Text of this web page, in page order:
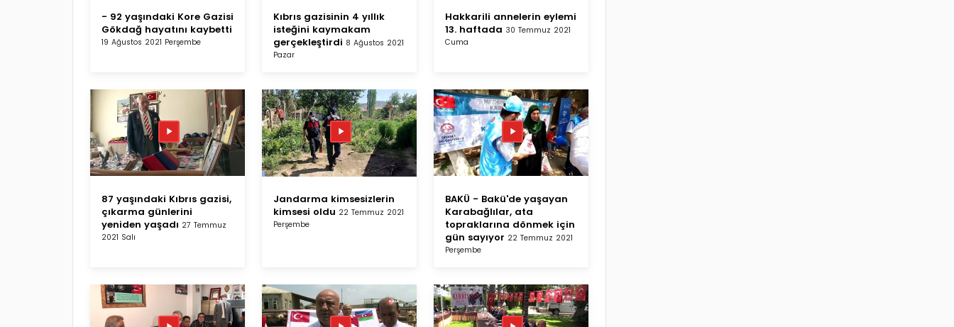
- 92 yaşındaki Kore Gazisi
Gökdağ hayatını kaybetti
19 Ağustos 2021 Perşembe
Kıbrıs gazisinin 4 yıllık
isteğini kaymakam
gerçekleştirdi 8 Ağustos 2021
Pazar
Hakkarili annelerin eylemi
13. haftada 30 Temmuz 2021
Cuma
87 yaşındaki Kıbrıs gazisi,
çıkarma günlerini
yeniden yaşadı 27 Temmuz
2021 Salı
Jandarma kimsesizlerin
kimsesi oldu 22 Temmuz 2021
Perşembe
BAKÜ - Bakü'de yaşayan
Karabağlılar, ata
topraklarına dönmek için
gün sayıyor 22 Temmuz 2021
Perşembe